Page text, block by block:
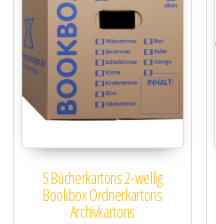
5 Bücherkartons 2-wellig
Bookbox Ordnerkartons
Archivkartons